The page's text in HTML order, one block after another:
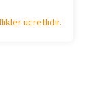
ücretlidir.